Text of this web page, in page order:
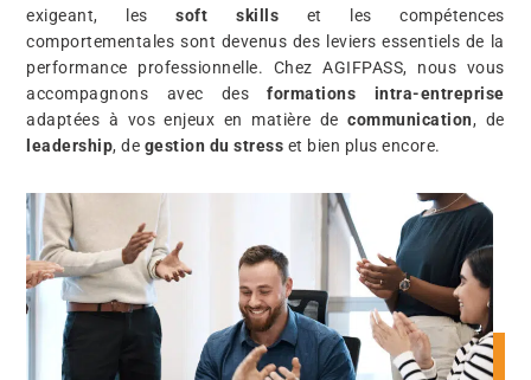
exigeant, lessoft skills et les compétences
comportementales sont devenus des leviers essentiels de la
performance professionnelle. Chez AGIFPASS, nous vous
accompagnons avec desformations intra-entreprise
adaptées à vos enjeux en matière decommunication, de
leadership, de gestion du stress et bien plus encore.